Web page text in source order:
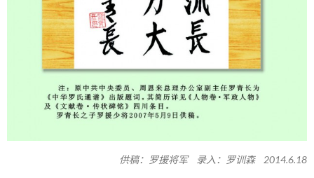
供稿：罗援将军 录入：罗训森 2014.6.18